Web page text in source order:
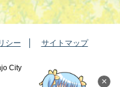
×
シー サイトマップ
City